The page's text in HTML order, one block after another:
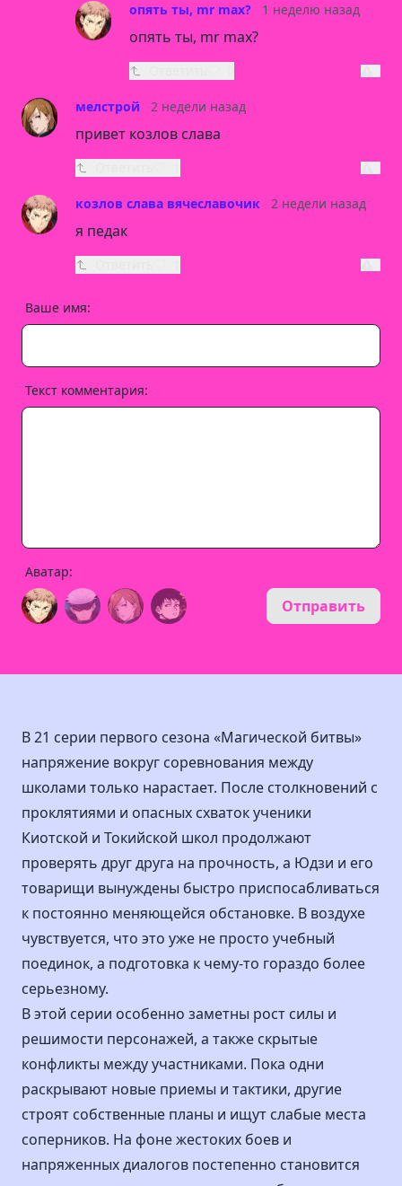
опять ты, mr max? 1 неделю назад
опять ты, mr max?
мелстрой 2 недели назад
привет козлов слава
козлов слава вячеславочик 2 недели назад
я педак
Ваше имя:
Текст комментария:
Аватар:
Отправить
В 21 серии первого сезона «Магической битвы»
напряжение вокруг соревнования между
школами только нарастает. После столкновений с
проклятиями и опасных схваток ученики
Киотской и Токийской школ продолжают
проверять друг друга на прочность, а Юдзи и его
товарищи вынуждены быстро приспосабливаться
к постоянно меняющейся обстановке. В воздухе
чувствуется, что это уже не просто учебный
поединок, а подготовка к чему-то гораздо более
серьезному.
В этой серии особенно заметны рост силы и
решимости персонажей, а также скрытые
конфликты между участниками. Пока одни
раскрывают новые приемы и тактики, другие
строят собственные планы и ищут слабые места
соперников. На фоне жестоких боев и
напряженных диалогов постепенно становится